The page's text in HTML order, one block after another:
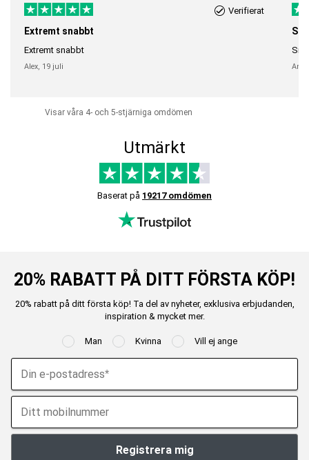
Verifierat
Extremt snabbt
Extremt snabbt
Alex, 19 juli
Visar våra 4- och 5-stjärniga omdömen
Utmärkt
Baserat på 19217 omdömen
20% RABATT PÅ DITT FÖRSTA KÖP!
20% rabatt på ditt första köp! Ta del av nyheter, exklusiva erbjudanden,
inspiration & mycket mer.
Man Kvinna Vill ej ange